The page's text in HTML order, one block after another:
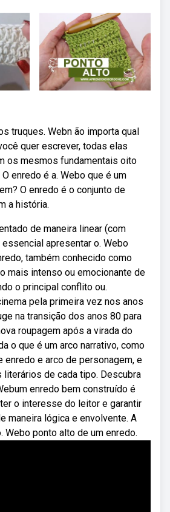
truques. Webn ão importa qual
quer escrever, todas elas
os mesmos fundamentais oito
enredo é a. Webo que é um
O enredo é o conjunto de
a história.
de maneira linear (com
apresentar o. Webo
também conhecido como
mais intenso ou emocionante de
o principal conflito ou.
pela primeira vez nos anos
na transição dos anos 80 para
roupagem após a virada do
o que é um arco narrativo, como
e arco de personagem, e
de cada tipo. Descubra
enredo bem construído é
o interesse do leitor e garantir
maneira lógica e envolvente. A
Webo ponto alto de um enredo.